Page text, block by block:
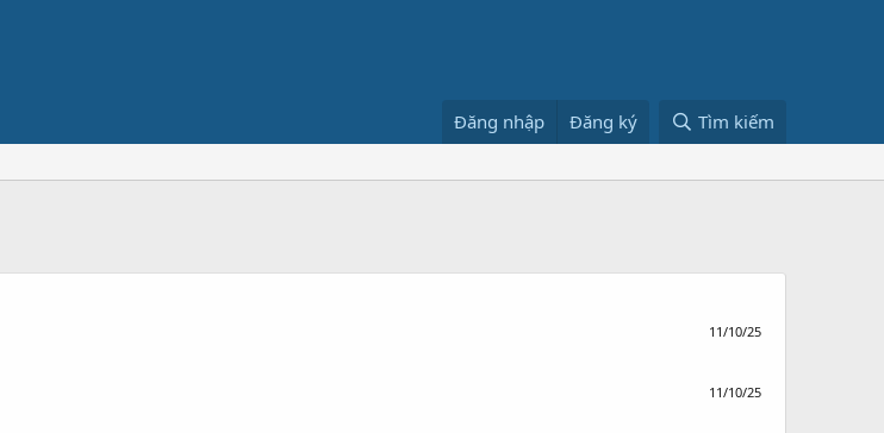
Đăng nhập Đăng ký Tìm kiếm
11/10/25
11/10/25